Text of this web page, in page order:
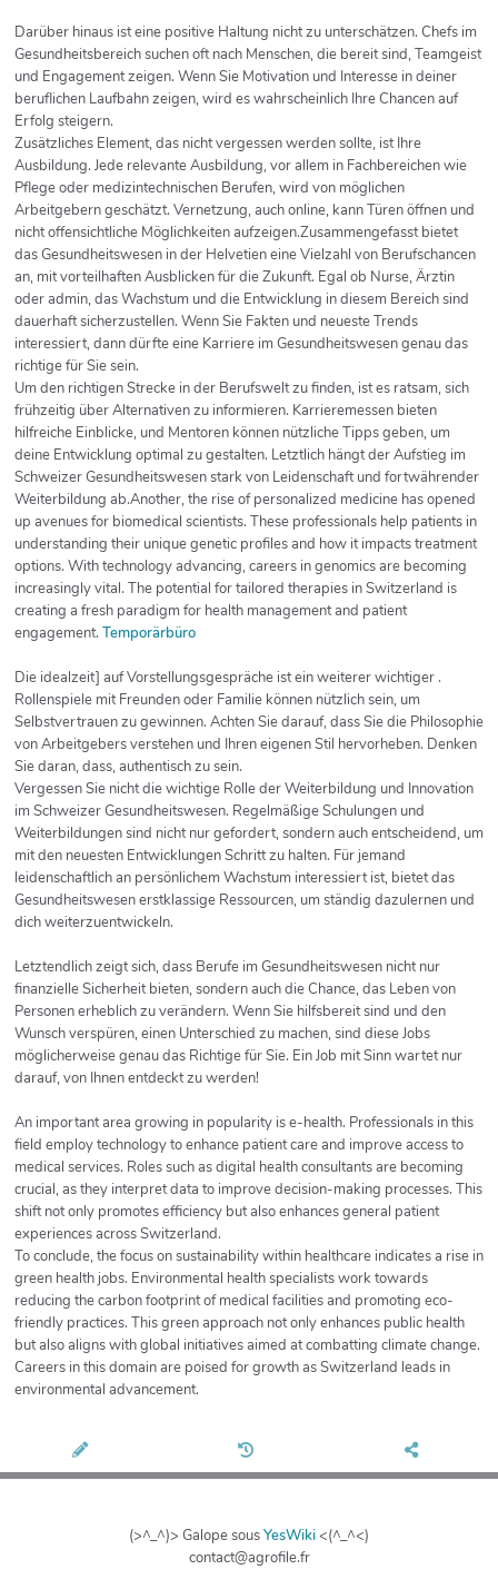
Darüber hinaus ist eine positive Haltung nicht zu unterschätzen. Chefs im
Gesundheitsbereich suchen oft nach Menschen, die bereit sind, Teamgeist
und Engagement zeigen. Wenn Sie Motivation und Interesse in deiner
beruflichen Laufbahn zeigen, wird es wahrscheinlich Ihre Chancen auf
Erfolg steigern.
Zusätzliches Element, das nicht vergessen werden sollte, ist Ihre
Ausbildung. Jede relevante Ausbildung, vor allem in Fachbereichen wie
Pflege oder medizintechnischen Berufen, wird von möglichen
Arbeitgebern geschätzt. Vernetzung, auch online, kann Türen öffnen und
nicht offensichtliche Möglichkeiten aufzeigen.Zusammengefasst bietet
das Gesundheitswesen in der Helvetien eine Vielzahl von Berufschancen
an, mit vorteilhaften Ausblicken für die Zukunft. Egal ob Nurse, Ärztin
oder admin, das Wachstum und die Entwicklung in diesem Bereich sind
dauerhaft sicherzustellen. Wenn Sie Fakten und neueste Trends
interessiert, dann dürfte eine Karriere im Gesundheitswesen genau das
richtige für Sie sein.
Um den richtigen Strecke in der Berufswelt zu finden, ist es ratsam, sich
frühzeitig über Alternativen zu informieren. Karrieremessen bieten
hilfreiche Einblicke, und Mentoren können nützliche Tipps geben, um
deine Entwicklung optimal zu gestalten. Letztlich hängt der Aufstieg im
Schweizer Gesundheitswesen stark von Leidenschaft und fortwährender
Weiterbildung ab.Another, the rise of personalized medicine has opened
up avenues for biomedical scientists. These professionals help patients in
understanding their unique genetic profiles and how it impacts treatment
options. With technology advancing, careers in genomics are becoming
increasingly vital. The potential for tailored therapies in Switzerland is
creating a fresh paradigm for health management and patient
engagement. Temporärbüro
Die idealzeit] auf Vorstellungsgespräche ist ein weiterer wichtiger .
Rollenspiele mit Freunden oder Familie können nützlich sein, um
Selbstvertrauen zu gewinnen. Achten Sie darauf, dass Sie die Philosophie
von Arbeitgebers verstehen und Ihren eigenen Stil hervorheben. Denken
Sie daran, dass, authentisch zu sein.
Vergessen Sie nicht die wichtige Rolle der Weiterbildung und Innovation
im Schweizer Gesundheitswesen. Regelmäßige Schulungen und
Weiterbildungen sind nicht nur gefordert, sondern auch entscheidend, um
mit den neuesten Entwicklungen Schritt zu halten. Für jemand
leidenschaftlich an persönlichem Wachstum interessiert ist, bietet das
Gesundheitswesen erstklassige Ressourcen, um ständig dazulernen und
dich weiterzuentwickeln.
Letztendlich zeigt sich, dass Berufe im Gesundheitswesen nicht nur
finanzielle Sicherheit bieten, sondern auch die Chance, das Leben von
Personen erheblich zu verändern. Wenn Sie hilfsbereit sind und den
Wunsch verspüren, einen Unterschied zu machen, sind diese Jobs
möglicherweise genau das Richtige für Sie. Ein Job mit Sinn wartet nur
darauf, von Ihnen entdeckt zu werden!
An important area growing in popularity is e-health. Professionals in this
field employ technology to enhance patient care and improve access to
medical services. Roles such as digital health consultants are becoming
crucial, as they interpret data to improve decision-making processes. This
shift not only promotes efficiency but also enhances general patient
experiences across Switzerland.
To conclude, the focus on sustainability within healthcare indicates a rise in
green health jobs. Environmental health specialists work towards
reducing the carbon footprint of medical facilities and promoting eco-
friendly practices. This green approach not only enhances public health
but also aligns with global initiatives aimed at combatting climate change.
Careers in this domain are poised for growth as Switzerland leads in
environmental advancement.
(>^_^)> Galope sousYesWiki<(^_^<)
contact@agrofile.fr